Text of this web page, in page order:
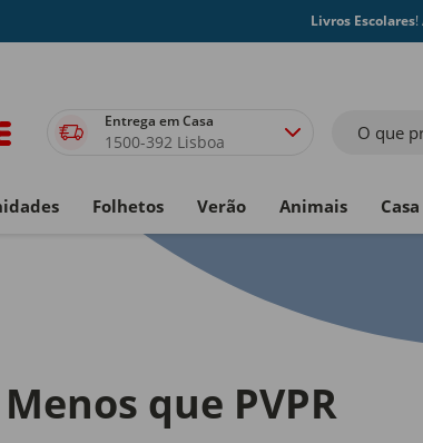
Livros Escolares!
Entrega em Casa
1500-392 Lisboa O que
Folhetos Verão Animais Casa
que PVPR